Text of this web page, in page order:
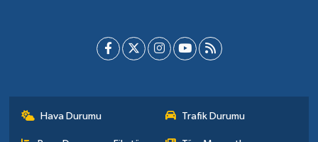
Hava Durumu Trafik Durumu